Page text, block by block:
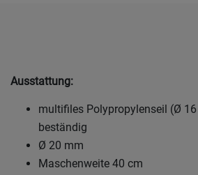
Ausstattung:
multifiles Polypropylenseil (Ø
beständig
Ø 20 mm
Maschenweite 40 cm